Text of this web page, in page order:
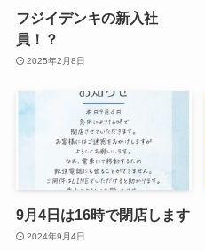
フジイデンキの新入社
員！？
2025年2月8日
9月4日は16時で閉店します
2024年9月4日